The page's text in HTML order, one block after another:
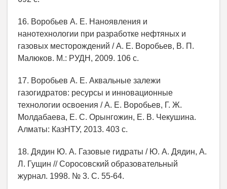
16. Воробьев А. Е. Наноявления и
нанотехнологии при разработке нефтяных и
газовых месторождений / А. Е. Воробьев, В. П.
Малюков. М.: РУДН, 2009. 106 с.
17. Воробьев А. Е. Аквальные залежи
газогидратов: ресурсы и инновационные
технологии освоения / А. Е. Воробьев, Г. Ж.
Молдабаева, Е. С. Орынгожин, Е. В. Чекушина.
Алматы: КазНТУ, 2013. 403 с.
18. Дядин Ю. А. Газовые гидраты / Ю. А. Дядин, А.
Л. Гущин // Соросовский образовательный
журнал. 1998. № 3. С. 55-64.